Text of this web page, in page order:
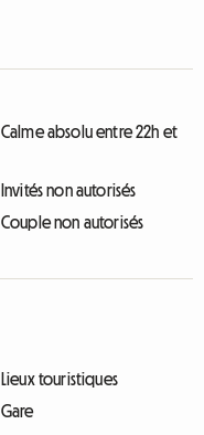
Calme absolu entre 22h et
Invités non autorisés
Couple non autorisés
Lieux touristiques
Gare